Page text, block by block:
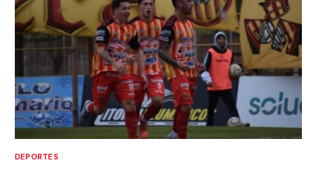
DEPORTES